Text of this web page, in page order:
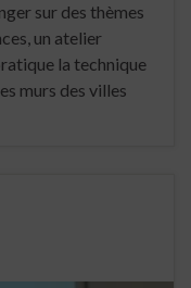
sur des thèmes
un atelier
la technique
murs des villes